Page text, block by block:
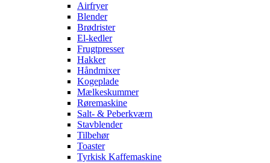
Airfryer
Blender
Brødrister
El-kedler
Frugtpresser
Hakker
Håndmixer
Kogeplade
Mælkeskummer
Røremaskine
Salt- & Peberkværn
Stavblender
Tilbehør
Toaster
Tyrkisk Kaffemaskine